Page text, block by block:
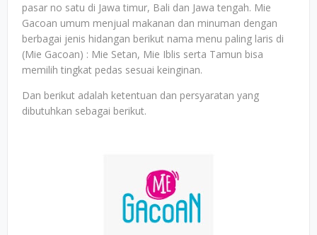
pasar no satu di Jawa timur, Bali dan Jawa tengah. Mie
Gacoan umum menjual makanan dan minuman dengan
berbagai jenis hidangan berikut nama menu paling laris di
(Mie Gacoan) : Mie Setan, Mie Iblis serta Tamun bisa
memilih tingkat pedas sesuai keinginan.
Dan berikut adalah ketentuan dan persyaratan yang
dibutuhkan sebagai berikut.